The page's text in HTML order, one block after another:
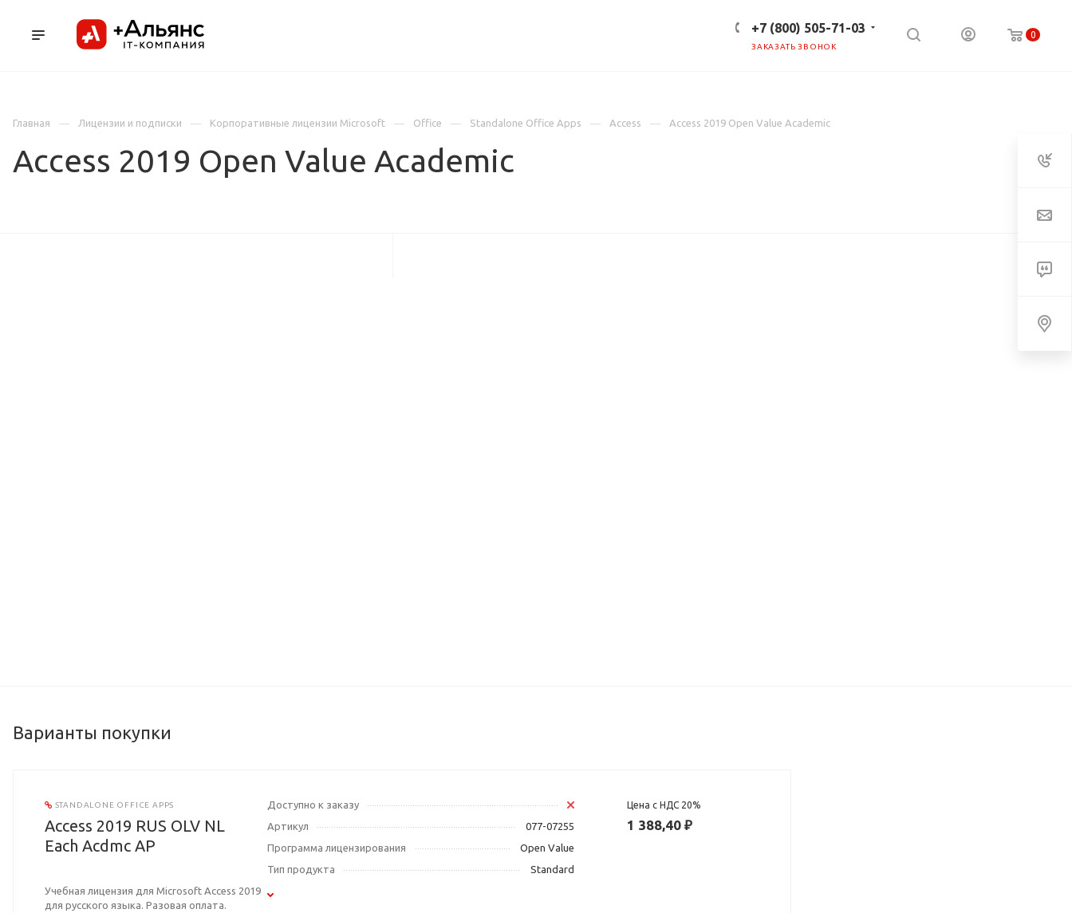
0
+7 (800) 505-71-03
ЗАКАЗАТЬ ЗВОНОК
Главная
Лицензии и подписки Корпоративные лицензии Microsoft Office Standalone Office Apps Access Access 2019 Open Value Academic
Access 2019 Open Value Academic
Варианты покупки
STANDALONE OFFICE APPS
Access 2019 RUS OLV NL
Each Acdmc AP
Учебная лицензия для Microsoft Access 2019
для русского языка. Разовая оплата.
Доступно к заказу
Артикул
077-07255
Программа лицензирования
Open Value
Тип продукта
Standard
Цена с НДС 20%
1 388,40 ₽